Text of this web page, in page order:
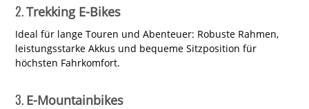
2.Trekking E-Bikes
Ideal für lange Touren und Abenteuer: Robuste Rahmen,
leistungsstarke Akkus und bequeme Sitzposition für
höchsten Fahrkomfort.
3. E-Mountainbikes